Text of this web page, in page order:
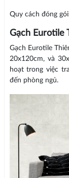
Quy cách đóng
Gạch Eurotile
Gạch Eurotile
20x120cm, và
hoạt trong việc
đến phòng ngủ.